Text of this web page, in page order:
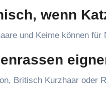
wenn
und Keime können für
Britisch Kurzhaar oder